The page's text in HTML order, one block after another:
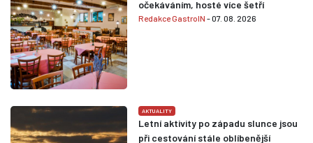
očekáváním, hosté více šetří
Redakce GastroIN - 07. 08. 2026
AKTUALITY
Letní aktivity po západu slunce jsou
při cestování stále oblíbenější